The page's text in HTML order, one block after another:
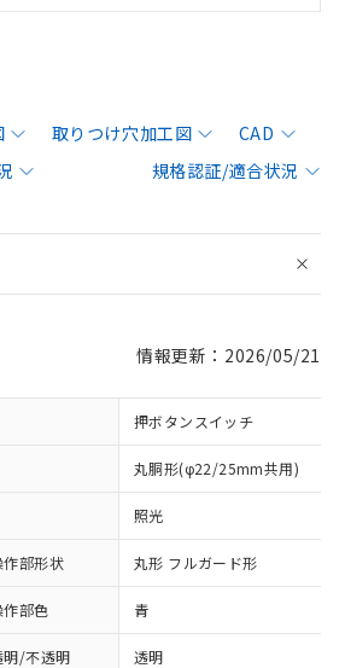
取りつけ穴加工図
CAD
規格認証/適合状況
情報更新：2026/05/21
押ボタンスイッチ
丸胴形(φ22/25mm共用)
照光
作部形状 丸形 フルガード形
作部色 青
明/不透明 透明